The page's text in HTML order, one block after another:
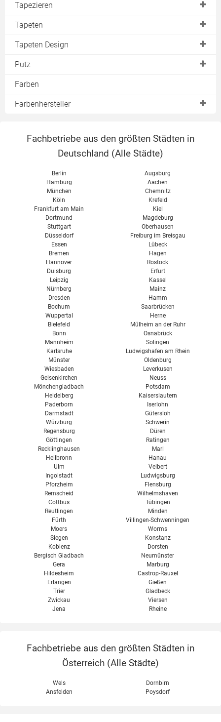
Tapezieren
Kosten für das Tapezieren
Tapeten
Glasfasertapete
Seidentapete
Tapeten Design
Streifentapete
Retro Tapete
Putz
Fassadenputz
Leichtputz
Farben
Farbenhersteller
Auro
Caparol
Remmers
Sikkens
Südwest
Fachbetriebe aus den größten Städten in
Deutschland (Alle Städte)
Berlin
Hamburg
München
Köln
Frankfurt am Main
Dortmund
Stuttgart
Düsseldorf
Essen
Bremen
Hannover
Duisburg
Leipzig
Nürnberg
Dresden
Bochum
Wuppertal
Bielefeld
Bonn
Mannheim
Karlsruhe
Münster
Wiesbaden
Gelsenkirchen
Mönchengladbach
Augsburg
Aachen
Chemnitz
Krefeld
Kiel
Magdeburg
Oberhausen
Freiburg im Breisgau
Lübeck
Hagen
Rostock
Erfurt
Kassel
Mainz
Hamm
Saarbrücken
Herne
Mülheim an der Ruhr
Osnabrück
Solingen
Ludwigshafen am Rhein
Oldenburg
Leverkusen
Neuss
Potsdam
Heidelberg
Paderborn
Darmstadt
Würzburg
Regensburg
Göttingen
Recklinghausen
Heilbronn
Ulm
Ingolstadt
Pforzheim
Remscheid
Cottbus
Reutlingen
Fürth
Moers
Siegen
Koblenz
Bergisch Gladbach
Gera
Hildesheim
Erlangen
Trier
Zwickau
Jena
Kaiserslautern
Iserlohn
Gütersloh
Schwerin
Düren
Ratingen
Marl
Hanau
Velbert
Ludwigsburg
Flensburg
Wilhelmshaven
Tübingen
Minden
Villingen-Schwenningen
Worms
Konstanz
Dorsten
Neumünster
Marburg
Castrop-Rauxel
Gießen
Gladbeck
Viersen
Rheine
Fachbetriebe aus den größten Städten in
Österreich (Alle Städte)
Wels
Dornbirn
Ansfelden
Poysdorf